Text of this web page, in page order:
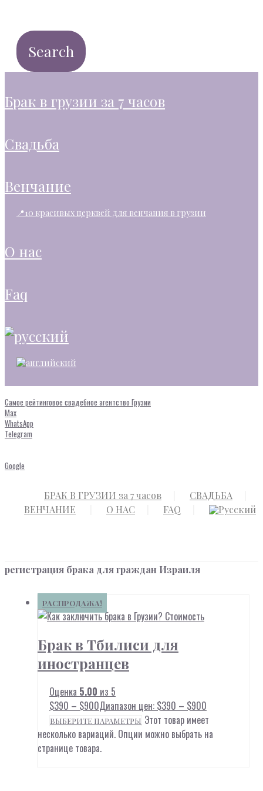
брак в грузии за 7 часов
свадьба
венчание
📍10 красивых церквей для венчания в грузии
о нас
faq
Самое рейтинговое свадебное агентство Грузии
Max
WhatsApp
Telegram
Google
БРАК В ГРУЗИИ за 7 часов
СВАДЬБА
ВЕНЧАНИЕ
О НАС FAQ
регистрация брака для граждан Израиля
РАСПРОДАЖА!
Брак в Тбилиси для
иностранцев
Оценка 5.00 из 5
$390 – $900Диапазон цен: $390 – $900
ВЫБЕРИТЕ ПАРАМЕТРЫ Этот товар имеет
несколько вариаций. Опции можно выбрать на
странице товара.